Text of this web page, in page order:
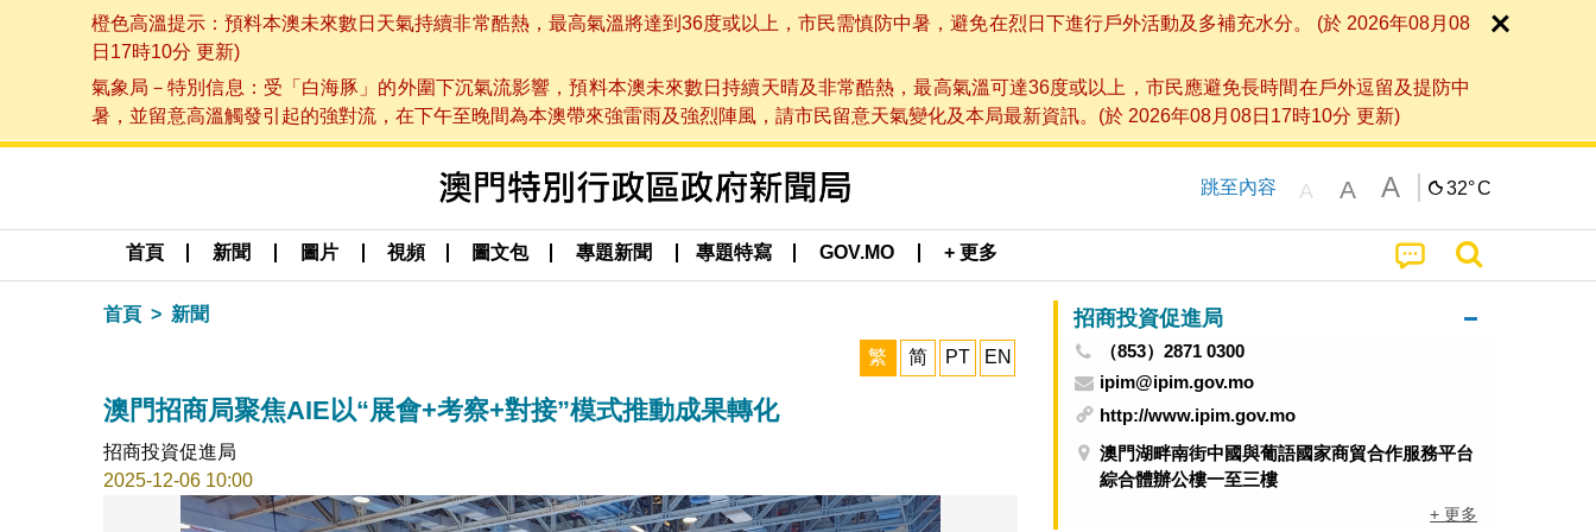
橙色高溫提示：預料本澳未來數日天氣持續非常酷熱，最高氣溫將達到36度或以上，市民需慎防中暑，避免在烈日下進行戶外活動及多補充水分。 (於 2026年08月08
日17時10分 更新)
氣象局－特別信息：受「白海豚」的外圍下沉氣流影響，預料本澳未來數日持續天晴及非常酷熱，最高氣溫可達36度或以上，市民應避免長時間在戶外逗留及提防中
暑，並留意高溫觸發引起的強對流，在下午至晚間為本澳帶來強雷雨及強烈陣風，請市民留意天氣變化及本局最新資訊。(於 2026年08月08日17時10分 更新)
跳至內容 A A A 32°C
首頁 新聞 圖片 視頻 圖文包 專題新聞 專題特寫 GOV.MO + 更多
首頁 新聞
繁 简 PT EN
澳門招商局聚焦AIE以“展會+考察+對接”模式推動成果轉化
招商投資促進局
2025-12-06 10:00
招商投資促進局
（853）2871 0300
ipim@ipim.gov.mo
http://www.ipim.gov.mo
澳門湖畔南街中國與葡語國家商貿合作服務平台
綜合體辦公樓一至三樓
+ 更多